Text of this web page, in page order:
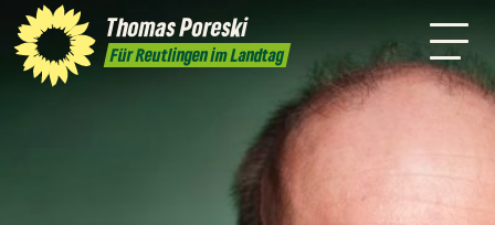
Thomas Poreski
Für Reutlingen im Landtag